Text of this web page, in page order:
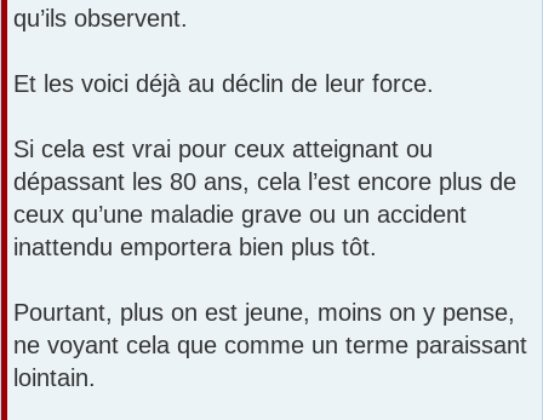
qu’ils observent.
Et les voici déjà au déclin de leur force.
Si cela est vrai pour ceux atteignant ou
dépassant les 80 ans, cela l’est encore plus de
ceux qu’une maladie grave ou un accident
inattendu emportera bien plus tôt.
Pourtant, plus on est jeune, moins on y pense,
ne voyant cela que comme un terme paraissant
lointain.